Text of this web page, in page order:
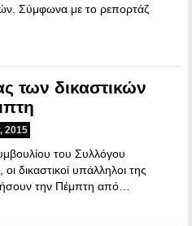
Σύμφωνα με το ρεπορτάζ
των δικαστικών
2015
του Συλλόγου
δικαστικοί υπάλληλοι της
την Πέμπτη από…